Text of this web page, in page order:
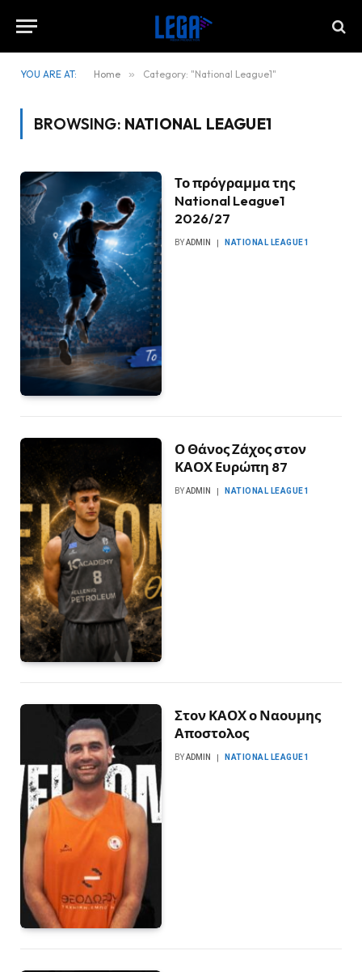
YOU ARE AT: Home » Category: "National League1"
BROWSING: NATIONAL LEAGUE1
Το πρόγραμμα της
National League1
2026/27
BYADMIN NATIONAL LEAGUE1
Ο Θάνος Ζάχος στον
ΚΑΟΧ Ευρώπη 87
BYADMIN NATIONAL LEAGUE1
Στον ΚΑΟΧ ο Ναουμης
Αποστολος
BYADMIN NATIONAL LEAGUE1